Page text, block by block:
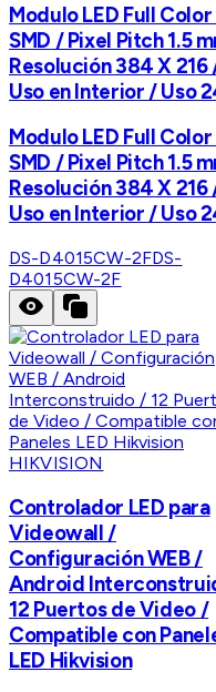
Modulo LED Full
SMD / Pixel Pitch 1.5
Resolución 384 X 216
Uso en Interior / Uso
Modulo LED Full
SMD / Pixel Pitch 1.5
Resolución 384 X 216
Uso en Interior / Uso
DS-D4015CW-2FDS-
D4015CW-2F
HIKVISION
Controlador LED para
Videowall /
Configuración WEB /
Android
12 Puertos de Video /
Compatible con
LED Hikvision